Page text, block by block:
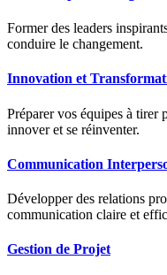
Former des leaders
conduire le changement.
Innovation et
Préparer vos équipes à tirer
innover et se réinventer.
Communication
Développer des relations
communication claire et
Gestion de Projet